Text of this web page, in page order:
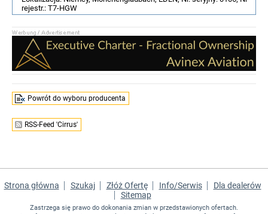
rejestr.: T7-HGW
Powrót do wyboru producenta
RSS-Feed 'Cirrus'
Strona główna Szukaj Złóż Ofertę Info/Serwis
Dla dealerów
Sitemap
Zastrzega się prawo do dokonania zmian w przedstawionych ofertach.